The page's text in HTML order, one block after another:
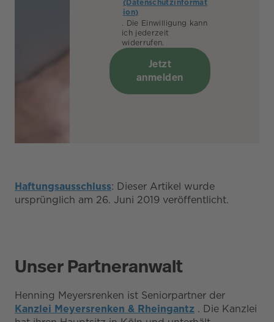
(Datenschutzinformat
ion)
. Die Einwilligung kann
ich jederzeit
widerrufen.
Jetzt
anmelden
Haftungsausschluss: Dieser Artikel wurde
ursprünglich am 26. Juni 2019 veröffentlicht.
Unser Partneranwalt
Henning Meyersrenken ist Seniorpartner der
Kanzlei Meyersrenken & Rheingantz . Die Kanzlei